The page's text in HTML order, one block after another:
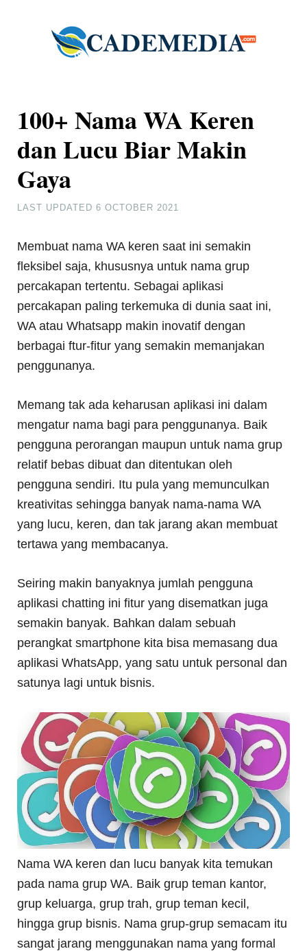
100+ Nama WA Keren
dan Lucu Biar Makin
Gaya
LAST UPDATED6 OCTOBER 2021
Membuat nama WA keren saat ini semakin
fleksibel saja, khususnya untuk nama grup
percakapan tertentu. Sebagai aplikasi
percakapan paling terkemuka di dunia saat ini,
WA atau Whatsapp makin inovatif dengan
berbagai ftur-fitur yang semakin memanjakan
penggunanya.
Memang tak ada keharusan aplikasi ini dalam
mengatur nama bagi para penggunanya. Baik
pengguna perorangan maupun untuk nama grup
relatif bebas dibuat dan ditentukan oleh
pengguna sendiri. Itu pula yang memunculkan
kreativitas sehingga banyak nama-nama WA
yang lucu, keren, dan tak jarang akan membuat
tertawa yang membacanya.
Seiring makin banyaknya jumlah pengguna
aplikasi chatting ini fitur yang disematkan juga
semakin banyak. Bahkan dalam sebuah
perangkat smartphone kita bisa memasang dua
aplikasi WhatsApp, yang satu untuk personal dan
satunya lagi untuk bisnis.
Nama WA keren dan lucu banyak kita temukan
pada nama grup WA. Baik grup teman kantor,
grup keluarga, grup trah, grup teman kecil,
hingga grup bisnis. Nama grup-grup semacam itu
sangat jarang menggunakan nama yang formal